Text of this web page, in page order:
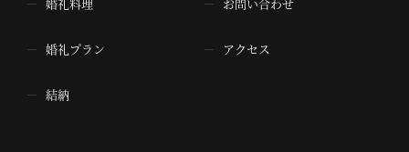
婚礼プラン
結納
アクセス